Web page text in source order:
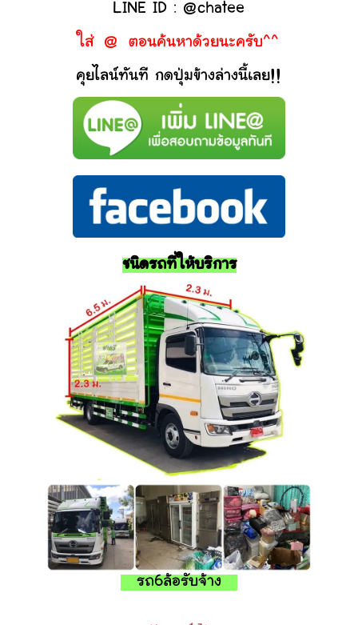
LINE ID : @chatee
ใส่ @ ตอนค้นหาด้วยนะครับ^^
คุยไลน์ทันที กดปุ่มข้างล่างนี้เลย!!
ชนิดรถที่ให้บริการ
รถ6ล้อรับจ้าง